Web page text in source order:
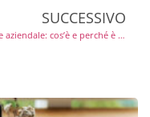
SUCCESSIVO
Welfare aziendale: cos’è e perché è importante per un’azienda di successo